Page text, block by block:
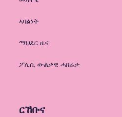
ኣባልነት
ማህደር ዜና
ፖሊሲ ውልቃዊ ሓበሬታ
ርኸቡና